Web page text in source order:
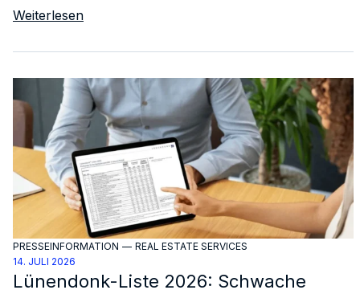
Weiterlesen
PRESSEINFORMATION — REAL ESTATE SERVICES
14. JULI 2026
Lünendonk-Liste 2026: Schwache